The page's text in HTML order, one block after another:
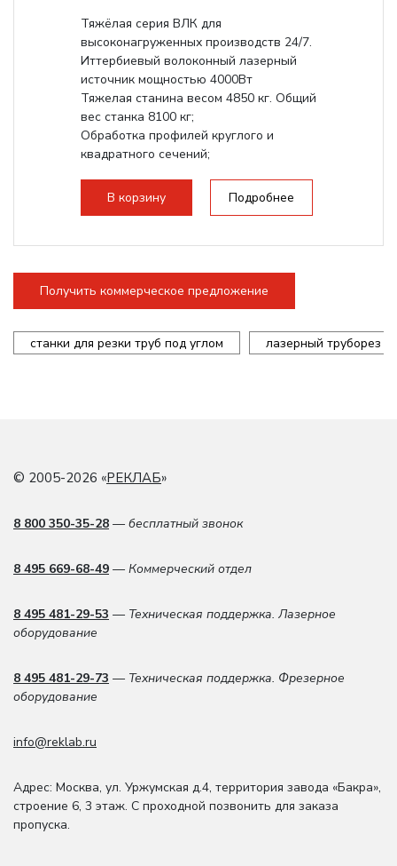
Тяжёлая серия ВЛК для
высоконагруженных производств 24/7.
Иттербиевый волоконный лазерный
источник мощностью 4000Вт
Тяжелая станина весом 4850 кг. Общий
вес станка 8100 кг;
Обработка профилей круглого и
квадратного сечений;
В корзину
Подробнее
Получить коммерческое предложение
станки для резки труб под углом лазерный труборез
© 2005-2026 «РЕКЛАБ»
8 800 350-35-28 — бесплатный звонок
8 495 669-68-49 — Коммерческий отдел
8 495 481-29-53 — Техническая поддержка. Лазерное
оборудование
8 495 481-29-73 — Техническая поддержка. Фрезерное
оборудование
info@reklab.ru
Адрес: Москва, ул. Уржумская д.4, территория завода «Бакра»,
строение 6, 3 этаж. С проходной позвонить для заказа
пропуска.